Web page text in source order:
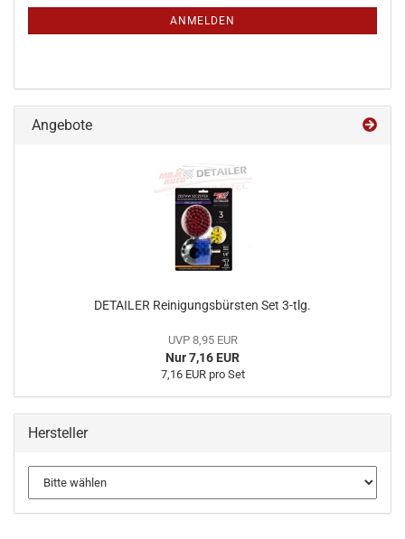
ANMELDEN
Angebote
DETAILER Reinigungsbürsten Set 3-tlg.
UVP 8,95 EUR
Nur 7,16 EUR
7,16 EUR pro Set
Hersteller